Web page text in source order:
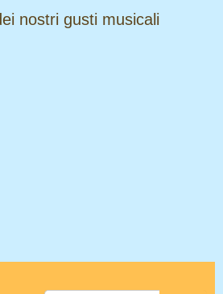
nostri gusti musicali